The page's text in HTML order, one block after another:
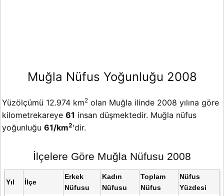
Muğla Nüfus Yoğunluğu 2008
Yüzölçümü 12.974 km2 olan Muğla ilinde 2008 yılına göre
kilometrekareye 61 insan düşmektedir. Muğla nüfus
yoğunluğu 61/km2'dir.
İlçelere Göre Muğla Nüfusu 2008
Yıl İlçe
Erkek
Nüfusu
Kadın
Nüfusu
Toplam
Nüfus
Nüfus
Yüzdesi